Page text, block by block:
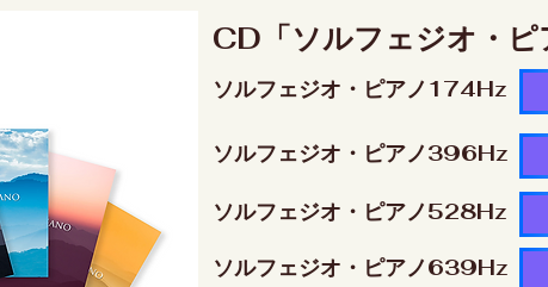
CD「ソルフェジオ・
ソルフェジオ・ピアノ174Hz
ソルフェジオ・ピアノ396Hz
ソルフェジオ・ピアノ528Hz
ソルフェジオ・ピアノ639Hz